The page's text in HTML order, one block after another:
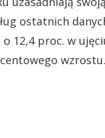
ostatnich
12,4 proc. w